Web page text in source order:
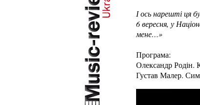
І ось нарешті ця
6 вересня, у
мене…»
Програма:
Олександр Родін.
Густав Малер.